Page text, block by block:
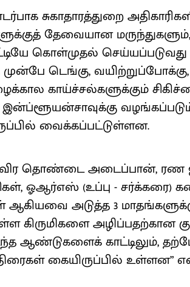
சுகா​தா​ரத்​துறை
தேவை​யான
கொள்​முதல்
முன்பே டெங்​கு,
காய்ச்​சல்​களுக்​கும்
இன்ப்​ளூயன்​சாவுக்கு
வைக்​கப்​பட்​டுள்​ளன.
தொண்டை அடைப்​பான், ரண
ஓஆர்​எஸ் (உப்பு - சர்க்​கரை)
ஆகியவை அடுத்த 3
கிரு​மிகளை அழிப்​ப​தற்​கான
ஆண்​டு​களைக் காட்​டிலும்,
கையிருப்​பில் உள்​ளன”